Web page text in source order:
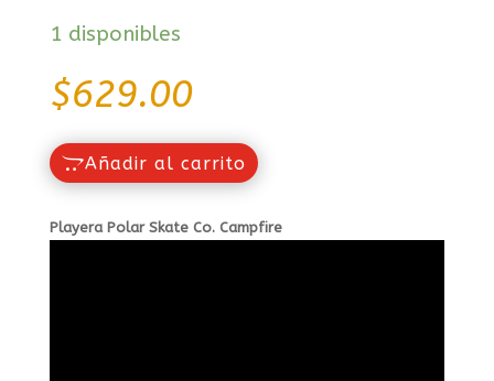
1 disponibles
$629.00
Añadir al carrito
Playera Polar Skate Co. Campfire